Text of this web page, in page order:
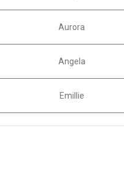
Aurora
Angela
Emillie